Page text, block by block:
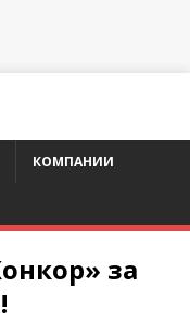
КОМПАНИИ
за